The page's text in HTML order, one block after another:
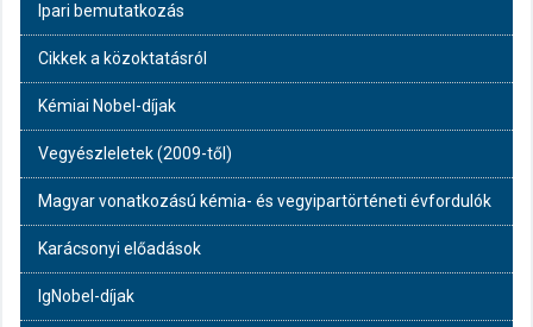
Ipari bemutatkozás
Cikkek a közoktatásról
Kémiai Nobel-díjak
Vegyészleletek (2009-től)
Magyar vonatkozású kémia- és vegyipartörténeti évfordulók
Karácsonyi előadások
IgNobel-díjak